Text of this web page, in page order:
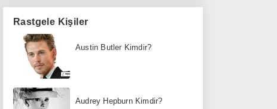
Rastgele Kişiler
Austin Butler Kimdir?
Audrey Hepburn Kimdir?